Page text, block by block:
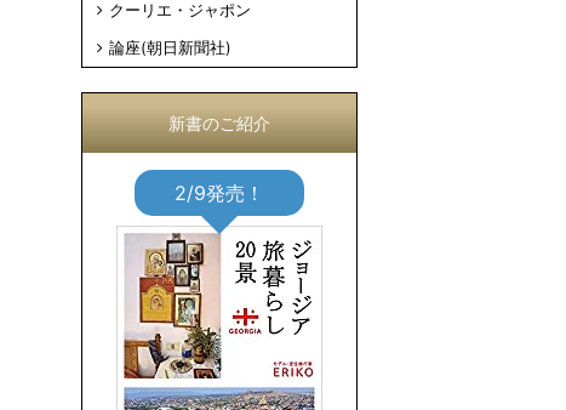
クーリエ・ジャポン
論座(朝日新聞社)
新書のご紹介
2/9発売！